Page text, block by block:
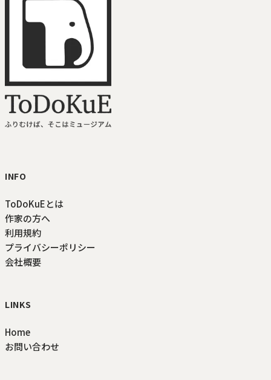
INFO
ToDoKuEとは
作家の方へ
利用規約
プライバシーポリシー
会社概要
LINKS
Home
お問い合わせ